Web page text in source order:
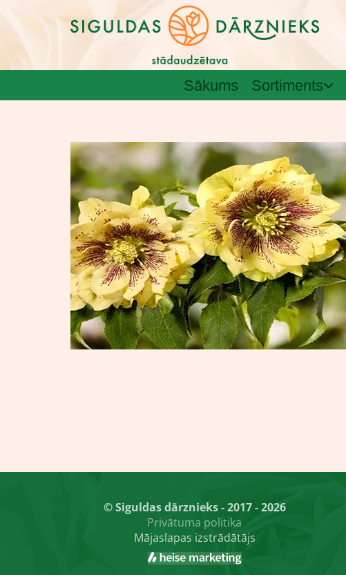
Sākums Sortiments
© Siguldas dārznieks - 2017 - 2026
Privātuma politika
Mājaslapas izstrādātājs